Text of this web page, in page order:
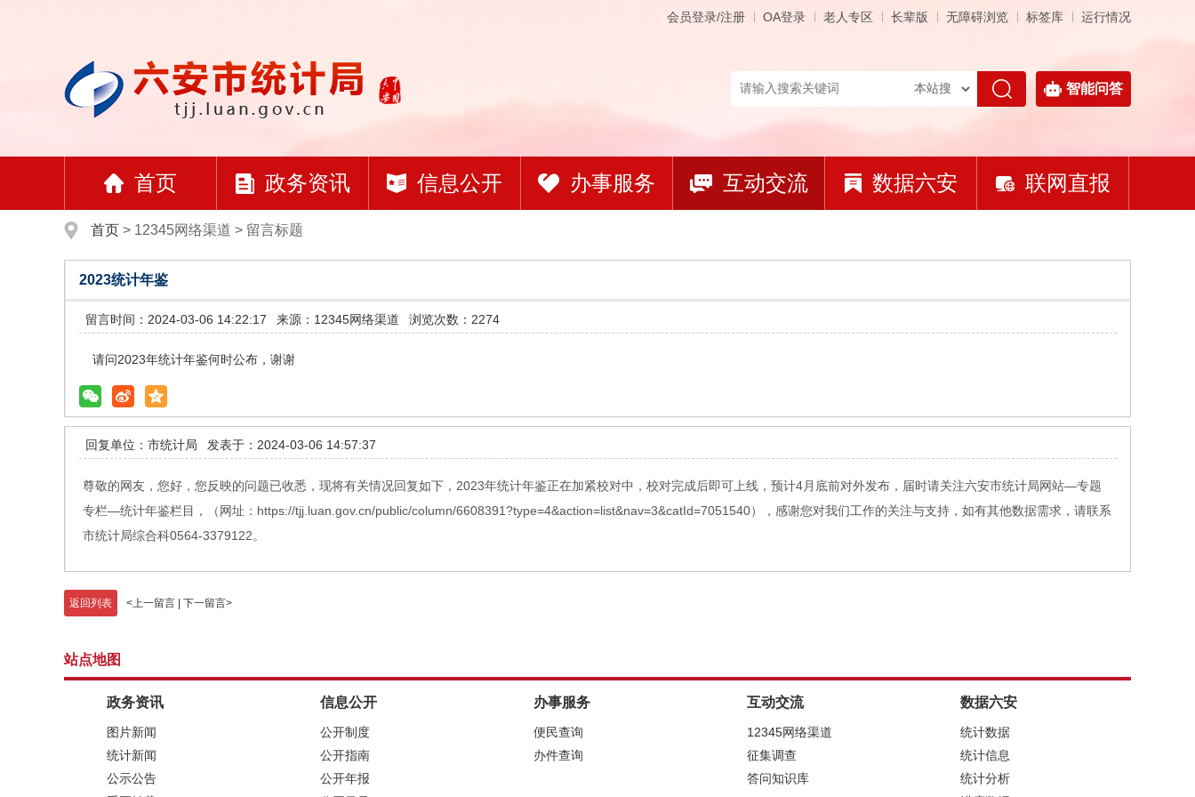
会员登录/注册 OA登录 老人专区 长辈版 无障碍浏览 标签库 运行情况
智能问答
首页 政务资讯 信息公开 办事服务 互动交流 数据六安 联网直报
首页 > 12345网络渠道 > 留言标题
2023统计年鉴
留言时间：2024-03-06 14:22:17 来源：12345网络渠道 浏览次数：2274
请问2023年统计年鉴何时公布，谢谢
回复单位：市统计局 发表于：2024-03-06 14:57:37
尊敬的网友，您好，您反映的问题已收悉，现将有关情况回复如下，2023年统计年鉴正在加紧校对中，校对完成后即可上线，预计4月底前对外发布，届时请关注六安市统计局网站—专题
专栏—统计年鉴栏目，（网址：https://tjj.luan.gov.cn/public/column/6608391?type=4&action=list&nav=3&catId=7051540），感谢您对我们工作的关注与支持，如有其他数据需求，请联系
市统计局综合科0564-3379122。
返回列表 <上一留言 下一留言>
站点地图
政务资讯
图片新闻
统计新闻
公示公告
信息公开
公开制度
公开指南
公开年报
办事服务
便民查询
办件查询
互动交流
12345网络渠道
征集调查
答问知识库
数据六安
统计数据
统计信息
统计分析